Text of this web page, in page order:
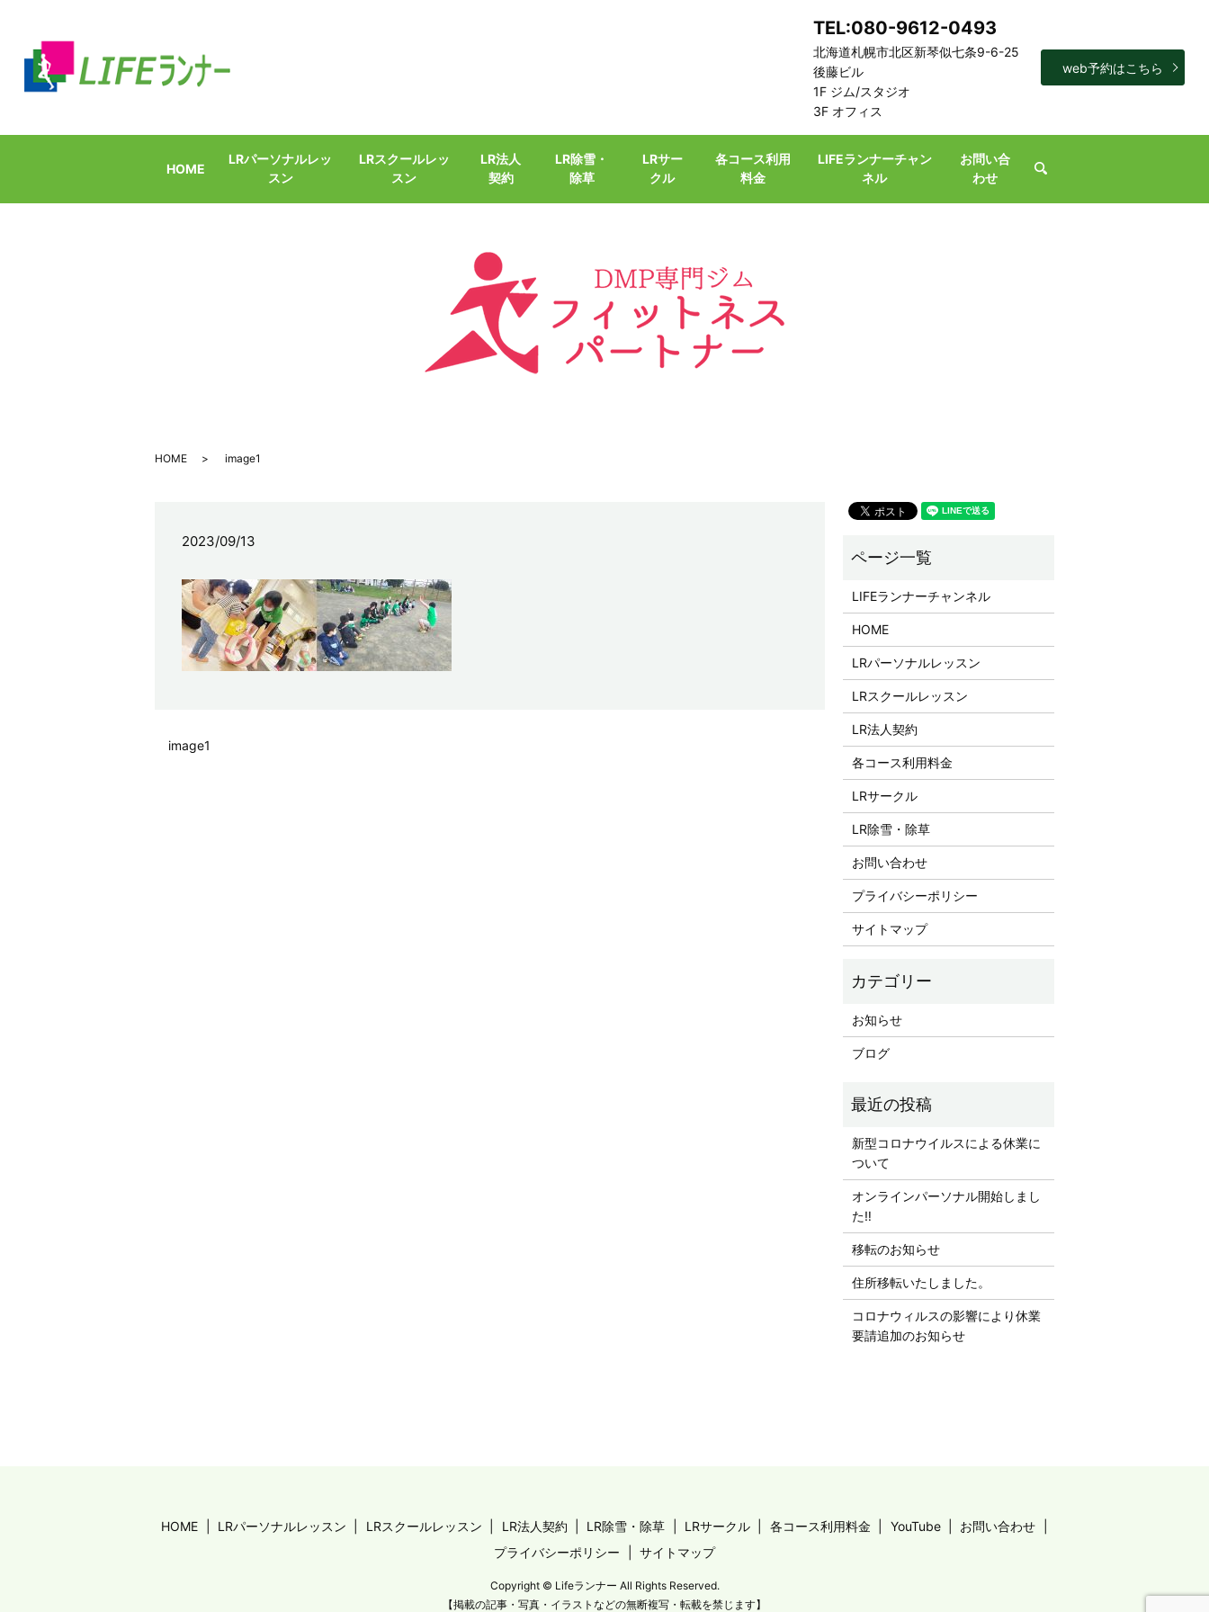
HOME
LRパーソナルレッ
スン
LRスクールレッ
スン
LR法人
契約
LR除雪・
除草
LRサー
クル
各コース利用
料金
LIFEランナーチャン
ネル
お問い合
わせ
search
TEL:080-9612-0493
北海道札幌市北区新琴似七条9-6-25
後藤ビル
1F ジム/スタジオ
3F オフィス
web予約はこちら
HOME image1
2023/09/13
image1
LIFEランナーチャンネル
HOME
LRパーソナルレッスン
LRスクールレッスン
LR法人契約
各コース利用料金
LRサークル
LR除雪・除草
お問い合わせ
プライバシーポリシー
サイトマップ
お知らせ
ブログ
新型コロナウイルスによる休業に
ついて
オンラインパーソナル開始しまし
た‼︎
移転のお知らせ
住所移転いたしました。
コロナウィルスの影響により休業
要請追加のお知らせ
HOME LRパーソナルレッスン LRスクールレッスン LR法人契約 LR除雪・除草 LRサークル 各コース利用料金 YouTube
お問い合わせ
プライバシーポリシー
サイトマップ
Copyright © Lifeランナー All Rights Reserved.
【掲載の記事・写真・イラストなどの無断複写・転載を禁じます】